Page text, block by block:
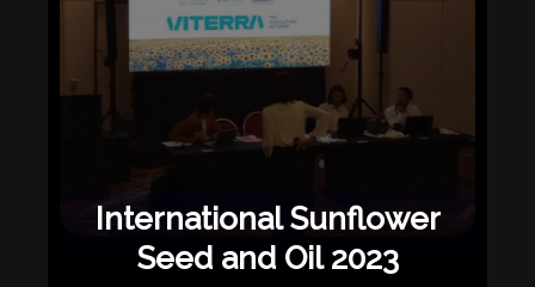
International Sunflower
Seed and Oil 2023